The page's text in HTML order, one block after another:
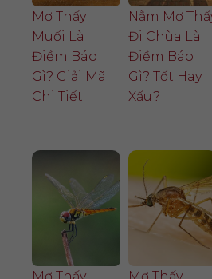
Mơ Thấy
Muối Là
Điềm Báo
Gì? Giải Mã
Chi Tiết
Nằm Mơ
Đi Chùa Là
Điềm Báo
Gì? Tốt Hay
Xấu?